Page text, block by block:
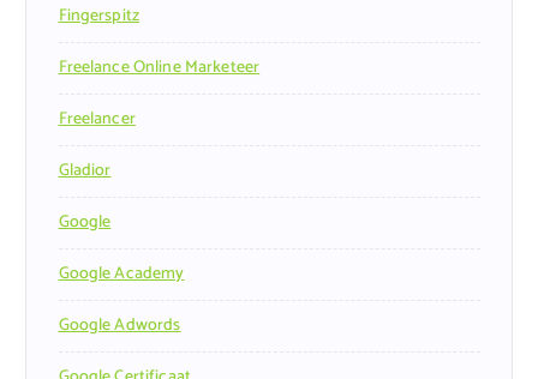
Fingerspitz
Freelance Online Marketeer
Freelancer
Gladior
Google
Google Academy
Google Adwords